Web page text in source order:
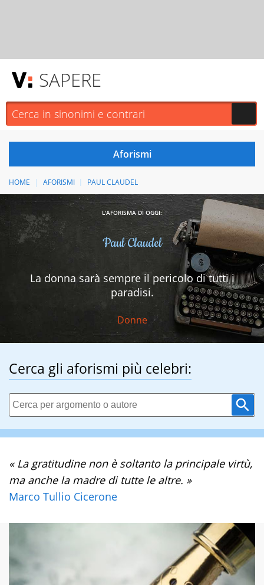
SAPERE
HOME AFORISMI PAUL CLAUDEL
L'AFORISMA DI OGGI:
Paul Claudel
La donna sarà sempre il pericolo di tutti i
paradisi.
Donne
Cerca gli aforismi più celebri:
« La gratitudine non è soltanto la principale virtù,
ma anche la madre di tutte le altre. »
Marco Tullio Cicerone